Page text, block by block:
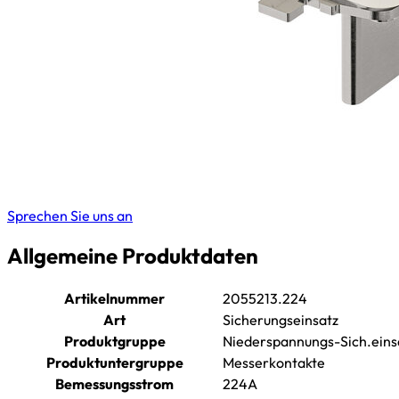
Sprechen Sie uns an
Allgemeine Produktdaten
Artikelnummer
2055213.224
Art
Sicherungseinsatz
Produktgruppe
Niederspannungs-
Produktuntergruppe
Messerkontakte
Bemessungsstrom
224A